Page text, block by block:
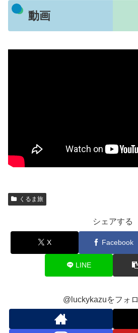
動画
くるま旅
シェアする
X Facebook
LINE
@luckykazuをフォ